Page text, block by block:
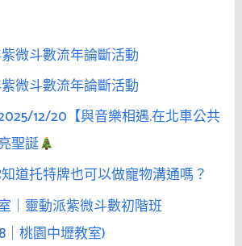
微斗數流年論斷活動
微斗數流年論斷活動
12/20【與音樂相遇.在北車公共
聖誕
道托特牌也可以做寵物溝通嗎？
｜靈動派紫微斗數初階班
｜桃園中壢教室)